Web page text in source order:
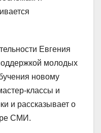
Евгения
молодых
новому
классы и
и рассказывает о
СМИ.